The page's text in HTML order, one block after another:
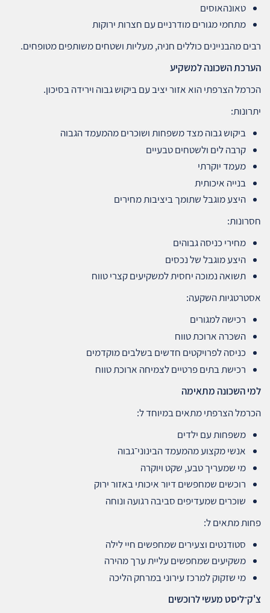
טאונהאוסים
מתחמי מגורים מודרניים עם חצרות ירוקות
רבים מהבניינים כוללים חניה, מעליות ושטחים משותפים מטופחים.
הערכת השכונה למשקיע
הכרמל הצרפתי הוא אזור יציב עם ביקוש גבוה וירידה בסיכון.
יתרונות:
ביקוש גבוה מצד משפחות ושוכרים מהמעמד הגבוה
קרבה לים ולשטחים טבעיים
מעמד יוקרתי
בנייה איכותית
היצע מוגבל שתומך ביציבות מחירים
חסרונות:
מחירי כניסה גבוהים
היצע מוגבל של נכסים
תשואה נמוכה יחסית למשקיעים קצרי טווח
אסטרטגיות השקעה:
רכישה למגורים
השכרה ארוכת טווח
כניסה לפרויקטים חדשים בשלבים מוקדמים
רכישת בתים פרטיים לצמיחה ארוכת טווח
למי השכונה מתאימה
הכרמל הצרפתי מתאים במיוחד ל:
משפחות עם ילדים
אנשי מקצוע מהמעמד הבינוני־גבוה
מי שמעריך טבע, שקט ויוקרה
רוכשים שמחפשים דיור איכותי באזור ירוק
שוכרים שמעדיפים סביבה רגועה ונוחה
פחות מתאים ל:
סטודנטים וצעירים שמחפשים חיי לילה
משקיעים שמחפשים עליית ערך מהירה
מי שזקוק למרכז עירוני במרחק הליכה
צ'ק־ליסט מעשי לרוכשים